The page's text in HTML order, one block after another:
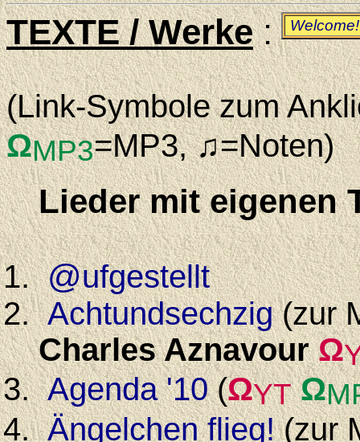
Welcome!
TEXTE / Werke:
(Link-Symbole zum
ΩMP3=MP3, ♫=Noten)
Lieder mit eigenen
@ufgestellt
Achtundsechzig(zur
Charles Aznavour Ω
Agenda '10(ΩYT Ω
Ängelchen flieg!(zur